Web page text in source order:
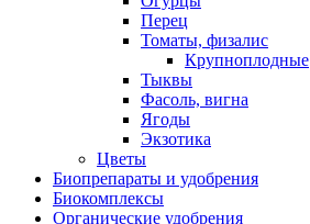
Перец
Томаты, физалис
Крупноплодные
Тыквы
Фасоль, вигна
Ягоды
Экзотика
Цветы
Биопрепараты и удобрения
Биокомплексы
Органические удобрения